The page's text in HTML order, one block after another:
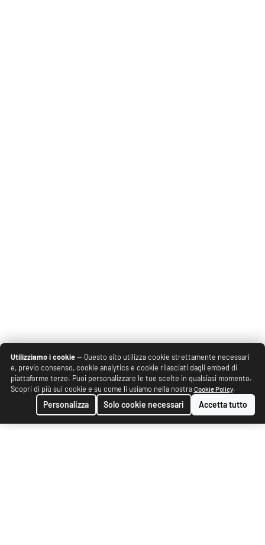
Utilizziamo i cookie— Questo sito utilizza cookie strettamente necessari
e, previo consenso, cookie analytics e cookie rilasciati dagli embed di
piattaforme terze. Puoi personalizzare le tue scelte in qualsiasi momento.
Scopri di più sui cookie e su come li usiamo nella nostra Cookie Policy.
Personalizza Solo cookie necessari Accetta tutto